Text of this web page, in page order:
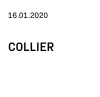
16.01.2020
COLLIER